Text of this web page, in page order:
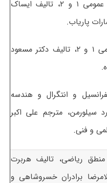
۳ – کتاب ریاضیات عمومی ۱ و ۲، تالیف ایساک
پاریاب.
۴- کتاب ریاضی عمومی ۱ و ۲، تالیف دکتر مسعود
و انتگرال و هندسه
سیلورمن، مترجم علی اکبر
و فنی.
ریاضی، تالیف هربرت
برادران خسروشاهی و